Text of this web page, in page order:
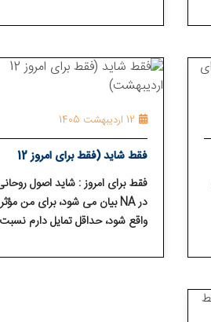
12 اردیبهشت 1405
فقط شاید (فقط برای امروز 12
اردیبهشت)
فقط برای امروز : شاید اصول
در NA بیان می⁯ شود، برای من مؤثر
واقع شود، حداقل تمایل دارم